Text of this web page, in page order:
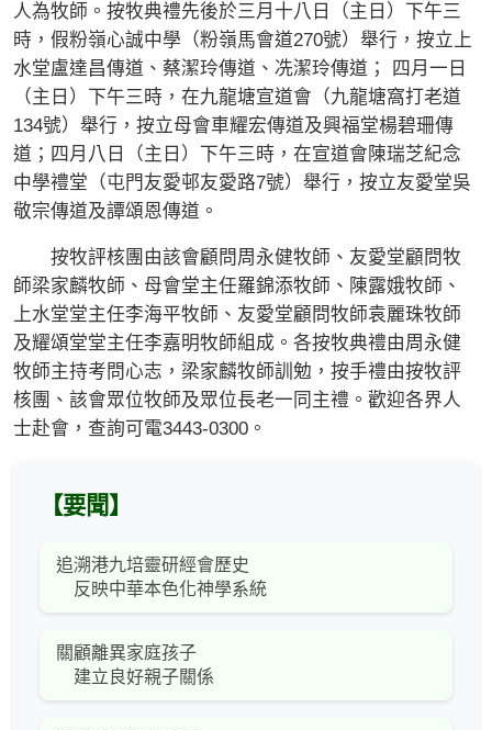
人為牧師。按牧典禮先後於三月十八日（主日）下午三
時，假粉嶺心誠中學（粉嶺馬會道270號）舉行，按立上
水堂盧達昌傳道、蔡潔玲傳道、冼潔玲傳道； 四月一日
（主日）下午三時，在九龍塘宣道會（九龍塘窩打老道
134號）舉行，按立母會車耀宏傳道及興福堂楊碧珊傳
道；四月八日（主日）下午三時，在宣道會陳瑞芝紀念
中學禮堂（屯門友愛邨友愛路7號）舉行，按立友愛堂吳
敬宗傳道及譚頌恩傳道。
按牧評核團由該會顧問周永健牧師、友愛堂顧問牧
師梁家麟牧師、母會堂主任羅錦添牧師、陳露娥牧師、
上水堂堂主任李海平牧師、友愛堂顧問牧師袁麗珠牧師
及耀頌堂堂主任李嘉明牧師組成。各按牧典禮由周永健
牧師主持考問心志，梁家麟牧師訓勉，按手禮由按牧評
核團、該會眾位牧師及眾位長老一同主禮。歡迎各界人
士赴會，查詢可電3443-0300。
【要聞】
追溯港九培靈研經會歷史
反映中華本色化神學系統
關顧離異家庭孩子
建立良好親子關係